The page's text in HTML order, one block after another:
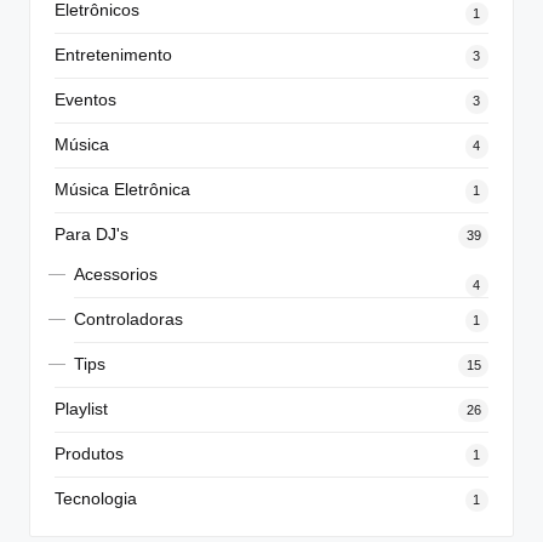
Eletrônicos 1
Entretenimento 3
Eventos 3
Música 4
Música Eletrônica 1
Para DJ's 39
Acessorios
4
Controladoras 1
Tips 15
Playlist 26
Produtos 1
Tecnologia 1